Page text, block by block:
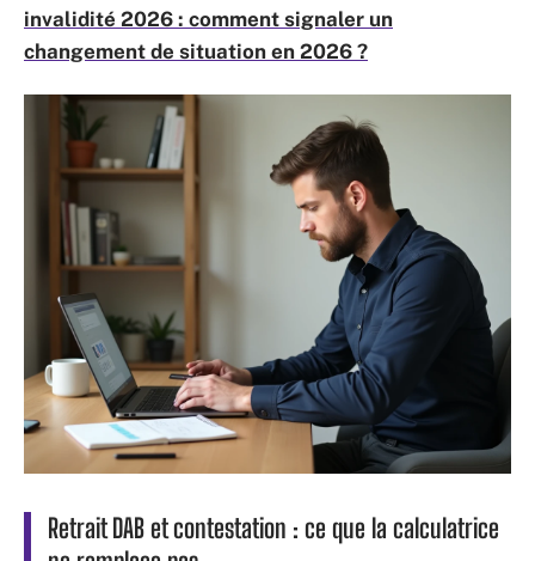
invalidité 2026 : comment signaler un
changement de situation en 2026 ?
Retrait DAB et contestation : ce que la calculatrice